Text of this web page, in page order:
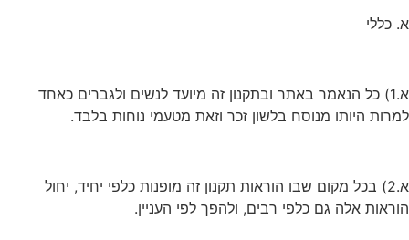
א. כללי
א.1) כל הנאמר באתר ובתקנון זה מיועד לנשים ולגברים כאחד
למרות היותו מנוסח בלשון זכר וזאת מטעמי נוחות בלבד.
א.2) בכל מקום שבו הוראות תקנון זה מופנות כלפי יחיד, יחול
הוראות אלה גם כלפי רבים, ולהפך לפי העניין.